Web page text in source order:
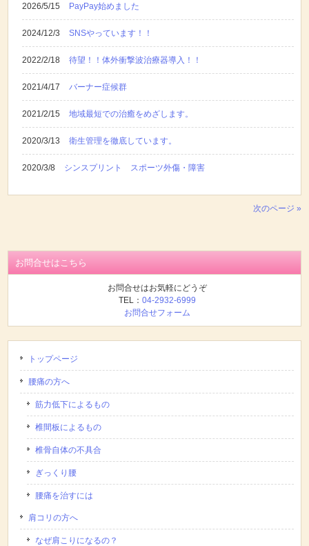
2026/5/15 PayPay始めました
2024/12/3 SNSやっています！！
2022/2/18 待望！！体外衝撃波治療器導入！！
2021/4/17 バーナー症候群
2021/2/15 地域最短での治癒をめざします。
2020/3/13 衛生管理を徹底しています。
2020/3/8 シンスプリント スポーツ外傷・障害
次のページ »
お問合せはこちら
お問合せはお気軽にどうぞ
TEL： 04-2932-6999
お問合せフォーム
トップページ
腰痛の方へ
筋力低下によるもの
椎間板によるもの
椎骨自体の不具合
ぎっくり腰
腰痛を治すには
肩コリの方へ
なぜ肩こりになるの？